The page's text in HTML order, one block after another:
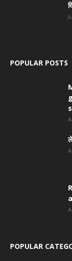
POPULAR POSTS
POPULAR